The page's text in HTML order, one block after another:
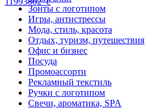
Зонты с логотипом
Игры, антистрессы
Мода, стиль, красота
Отдых, туризм, путешествия
Офис и бизнес
Посуда
Промоассорти
Рекламный текстиль
Ручки с логотипом
Свечи, ароматика, SPA